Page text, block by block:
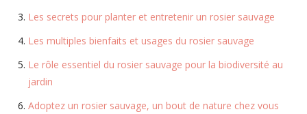
Les secrets pour planter et entretenir un rosier sauvage
Les multiples bienfaits et usages du rosier sauvage
Le rôle essentiel du rosier sauvage pour la biodiversité au
jardin
Adoptez un rosier sauvage, un bout de nature chez vous